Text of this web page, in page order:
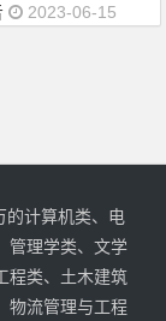
2023-06-15
的计算机类、电
管理学类、文学
程类、土木建筑
物流管理与工程